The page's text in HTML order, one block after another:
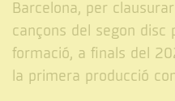
Barcelona, per
cançons del segon disc
formació, a finals del
la primera producció